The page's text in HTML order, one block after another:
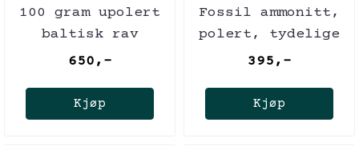
100 gram upolert
baltisk rav
(amber)
650,-
Kjøp
Fossil ammonitt,
polert, tydelige
suturlinjer, 110
395,-
Kjøp